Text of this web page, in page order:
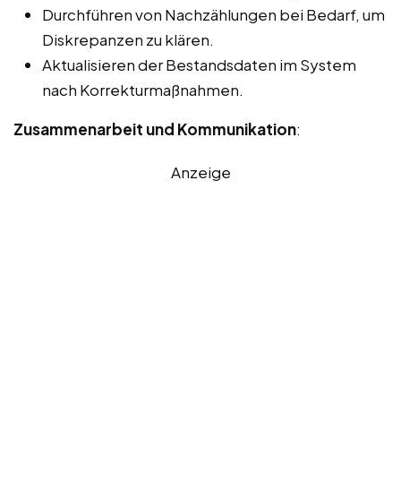
Durchführen von Nachzählungen bei Bedarf, um
Diskrepanzen zu klären.
Aktualisieren der Bestandsdaten im System
nach Korrekturmaßnahmen.
Zusammenarbeit und Kommunikation:
Anzeige